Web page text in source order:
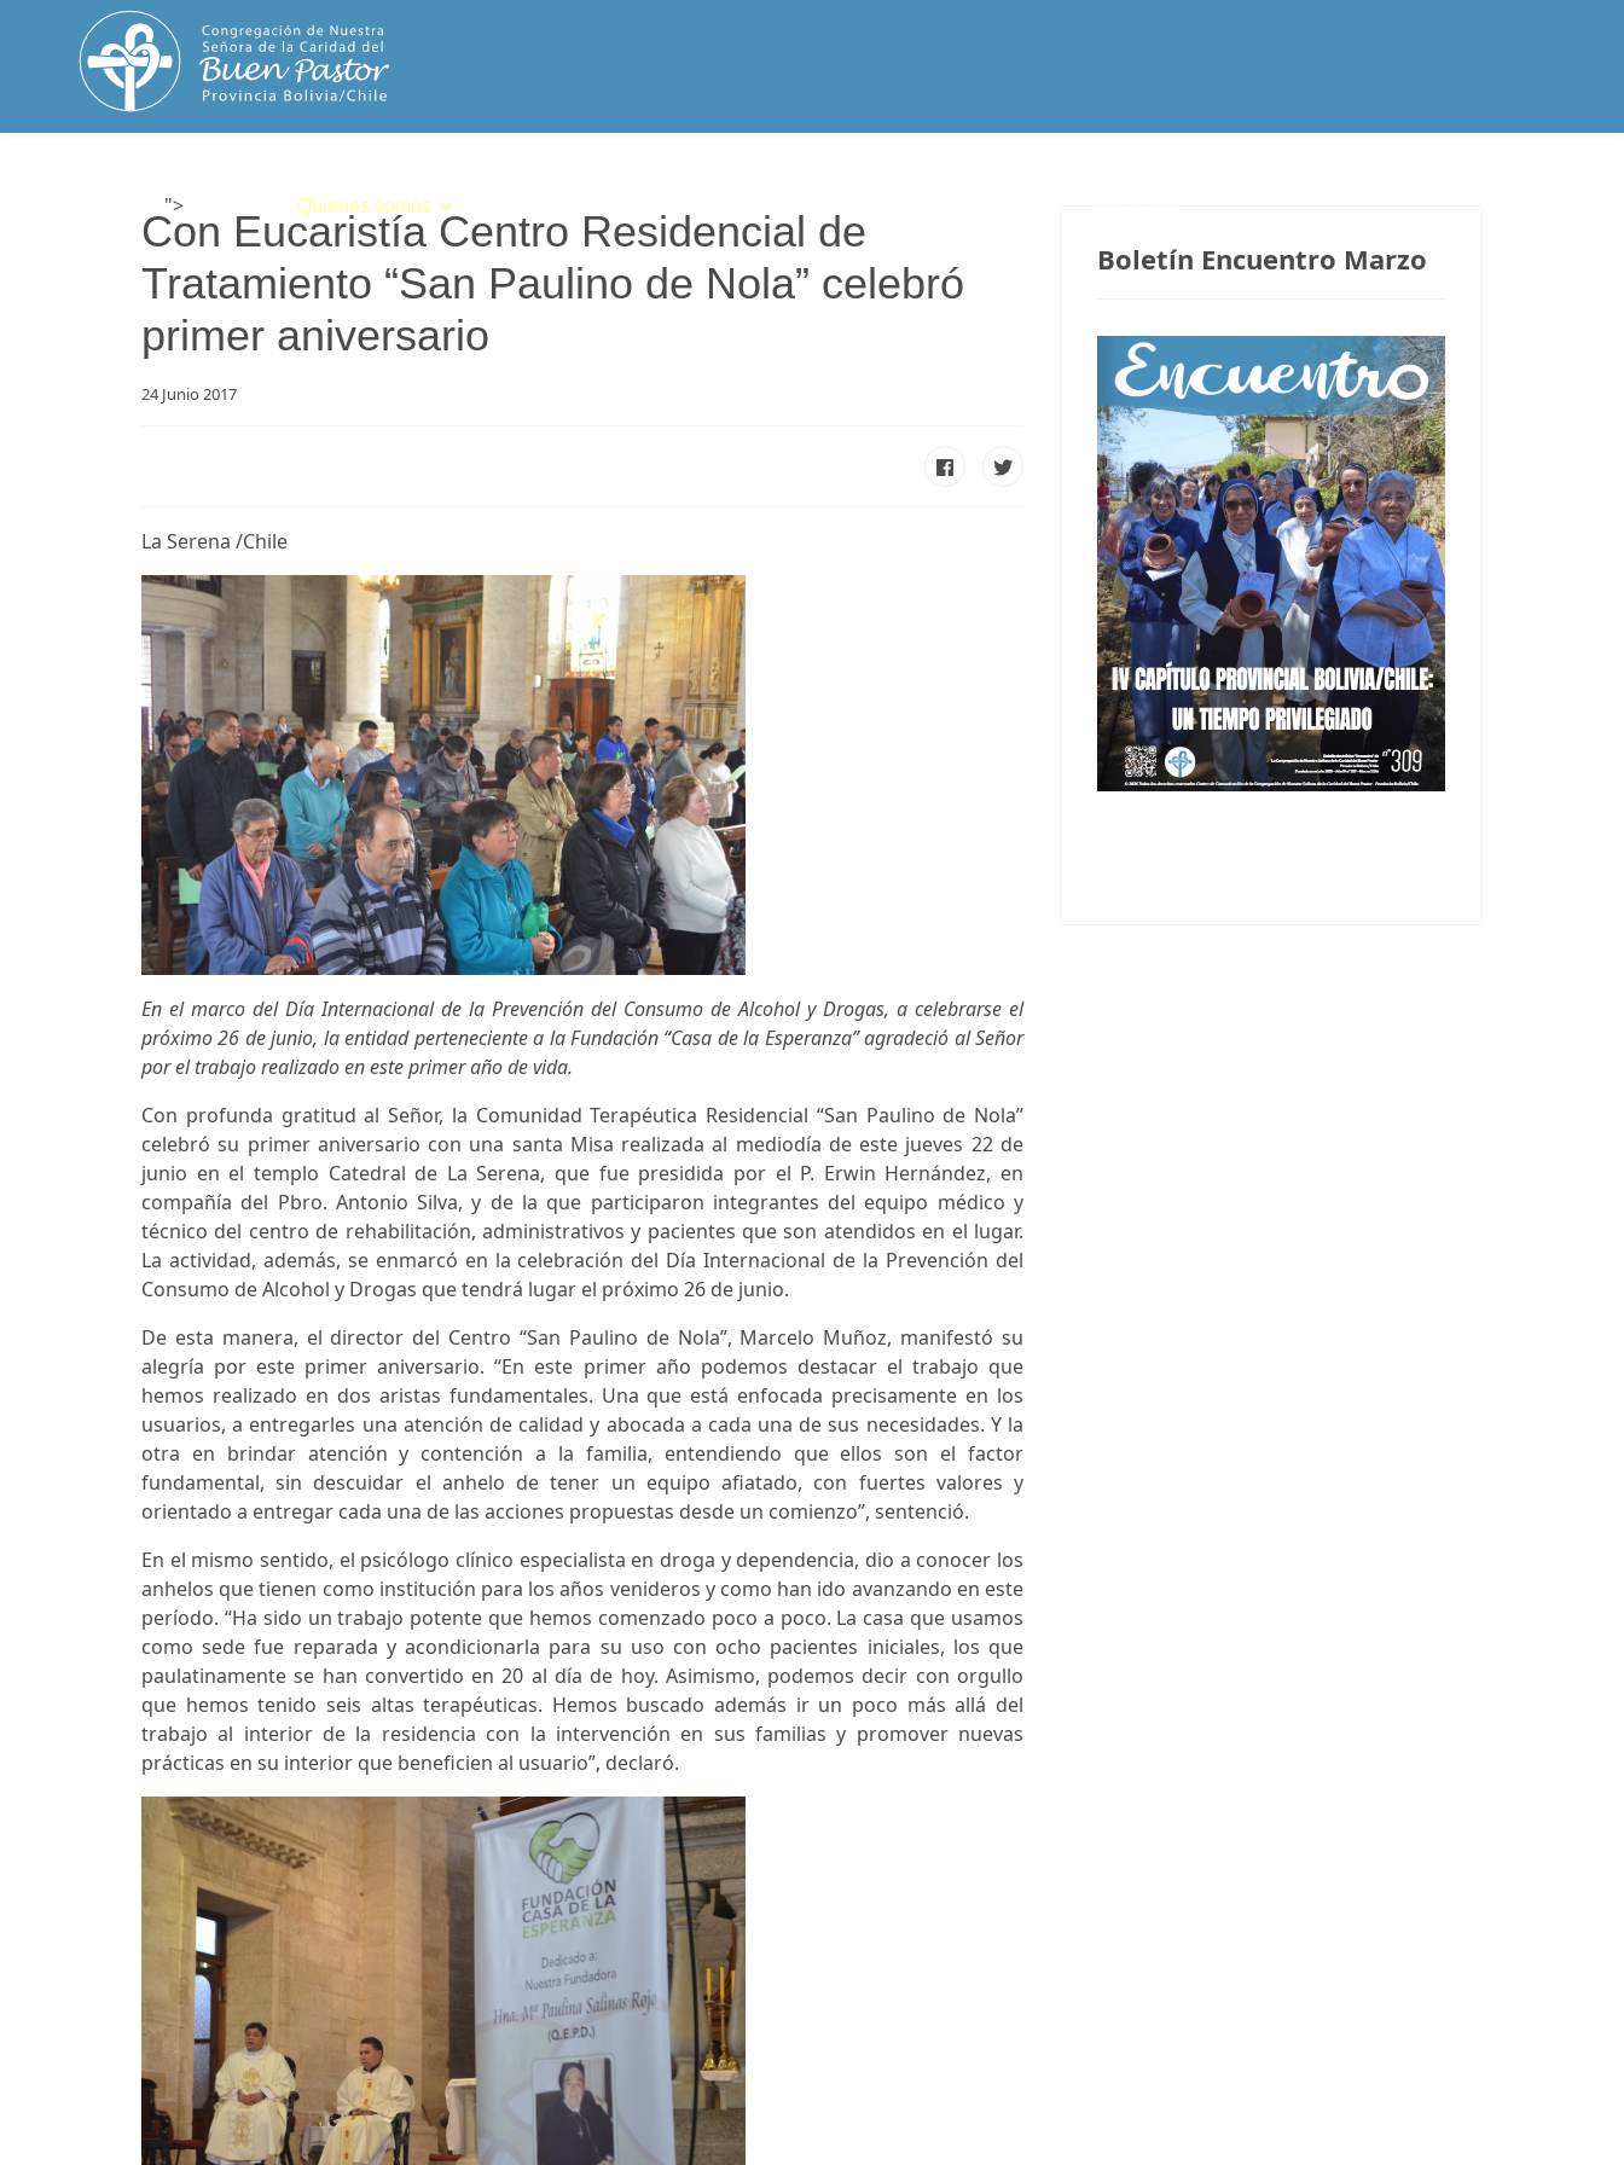
"> Quienes somos
Con Eucaristía Centro Residencial de
Tratamiento “San Paulino de Nola” celebró
primer aniversario
24 Junio 2017
La Serena /Chile
En el marco del Día Internacional de la Prevención del Consumo de Alcohol y Drogas, a celebrarse el
próximo 26 de junio, la entidad perteneciente a la Fundación “Casa de la Esperanza” agradeció al Señor
por el trabajo realizado en este primer año de vida.
Con profunda gratitud al Señor, la Comunidad Terapéutica Residencial “San Paulino de Nola”
celebró su primer aniversario con una santa Misa realizada al mediodía de este jueves 22 de
junio en el templo Catedral de La Serena, que fue presidida por el P. Erwin Hernández, en
compañía del Pbro. Antonio Silva, y de la que participaron integrantes del equipo médico y
técnico del centro de rehabilitación, administrativos y pacientes que son atendidos en el lugar.
La actividad, además, se enmarcó en la celebración del Día Internacional de la Prevención del
Consumo de Alcohol y Drogas que tendrá lugar el próximo 26 de junio.
De esta manera, el director del Centro “San Paulino de Nola”, Marcelo Muñoz, manifestó su
alegría por este primer aniversario. “En este primer año podemos destacar el trabajo que
hemos realizado en dos aristas fundamentales. Una que está enfocada precisamente en los
usuarios, a entregarles una atención de calidad y abocada a cada una de sus necesidades. Y la
otra en brindar atención y contención a la familia, entendiendo que ellos son el factor
fundamental, sin descuidar el anhelo de tener un equipo afiatado, con fuertes valores y
orientado a entregar cada una de las acciones propuestas desde un comienzo”, sentenció.
En el mismo sentido, el psicólogo clínico especialista en droga y dependencia, dio a conocer los
anhelos que tienen como institución para los años venideros y como han ido avanzando en este
período. “Ha sido un trabajo potente que hemos comenzado poco a poco. La casa que usamos
como sede fue reparada y acondicionarla para su uso con ocho pacientes iniciales, los que
paulatinamente se han convertido en 20 al día de hoy. Asimismo, podemos decir con orgullo
que hemos tenido seis altas terapéuticas. Hemos buscado además ir un poco más allá del
trabajo al interior de la residencia con la intervención en sus familias y promover nuevas
prácticas en su interior que beneficien al usuario”, declaró.
Boletín Encuentro Marzo